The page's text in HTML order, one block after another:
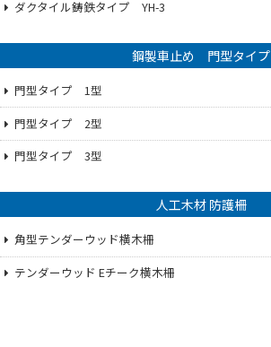
ダクタイル鋳鉄タイプ YH-3
鋼製車止め 門型タイプ
門型タイプ 1型
門型タイプ 2型
門型タイプ 3型
人工木材 防護柵
角型テンダーウッド横木柵
テンダーウッド Eチーク横木柵